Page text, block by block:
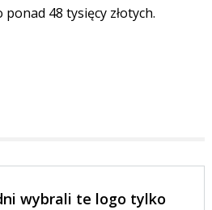
48 tysięcy złotych.
wybrali te logo tylko